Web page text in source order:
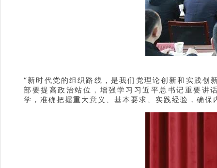
“新时代党的组织路线，是我们党理论创新和实践创
部要提高政治站位，增强学习习近平总书记重要讲
学，准确把握重大意义、基本要求、实践经验，确